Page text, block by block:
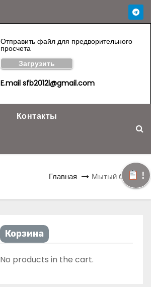
!
Отправить файл для предворительного
просчета
Загрузить
E.mail sfb2012l@gmail.com
Контакты
Главная Мытый бетон
Корзина
No products in the cart.